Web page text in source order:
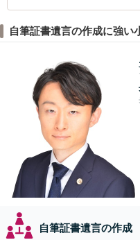
自筆証書遺言の作成に強い
自筆証書遺言の作成